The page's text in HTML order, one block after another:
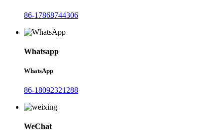
86-17868744306
Whatsapp
WhatsApp
86-18092321288
WeChat